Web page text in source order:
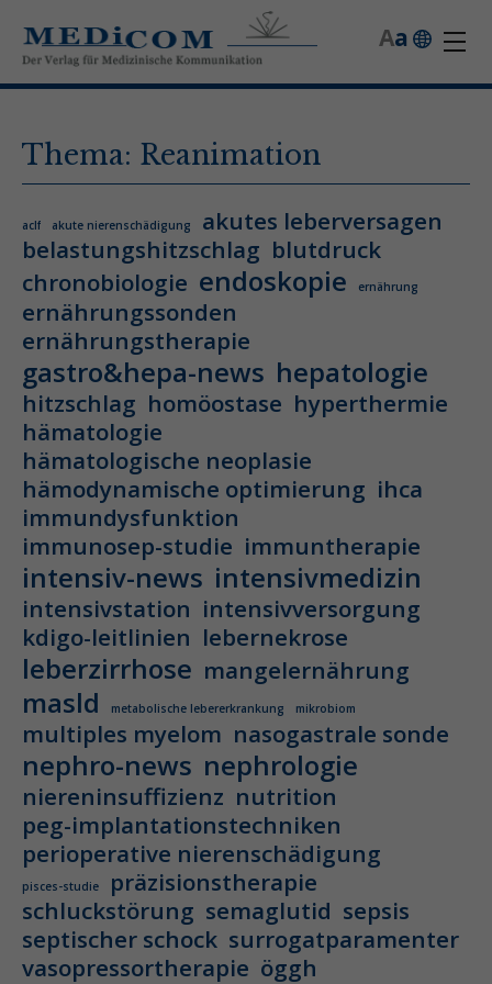
a
A
Thema: Reanimation
aclf akute nierenschädigung
akutes leberversagen
belastungshitzschlag blutdruck
chronobiologie endoskopie ernährung
ernährungssonden
ernährungstherapie
gastro&hepa-news hepatologie
hitzschlag homöostase hyperthermie
hämatologie
hämatologische neoplasie
hämodynamische optimierung ihca
immundysfunktion
immunosep-studie immuntherapie
intensiv-news intensivmedizin
intensivstation intensivversorgung
kdigo-leitlinien lebernekrose
leberzirrhose mangelernährung
masld metabolische lebererkrankung mikrobiom
multiples myelom nasogastrale sonde
nephro-news nephrologie
niereninsuffizienz nutrition
peg-implantationstechniken
perioperative nierenschädigung
pisces-studie
präzisionstherapie
schluckstörung semaglutid sepsis
septischer schock surrogatparamenter
vasopressortherapie öggh